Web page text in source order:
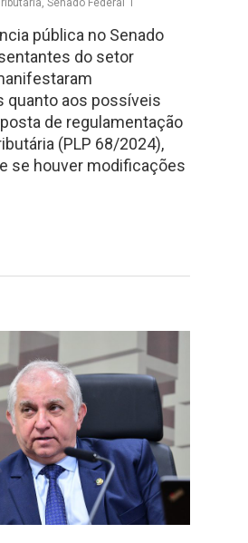
, Senado Federal
pública no Senado
do setor
quanto aos possíveis
de regulamentação
(PLP 68/2024),
se houver modificações